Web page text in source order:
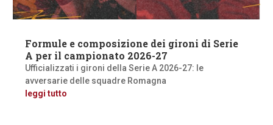
Formule e composizione dei gironi di Serie
A per il campionato 2026-27
Ufficializzati i gironi della Serie A 2026-27: le
avversarie delle squadre Romagna
leggi tutto